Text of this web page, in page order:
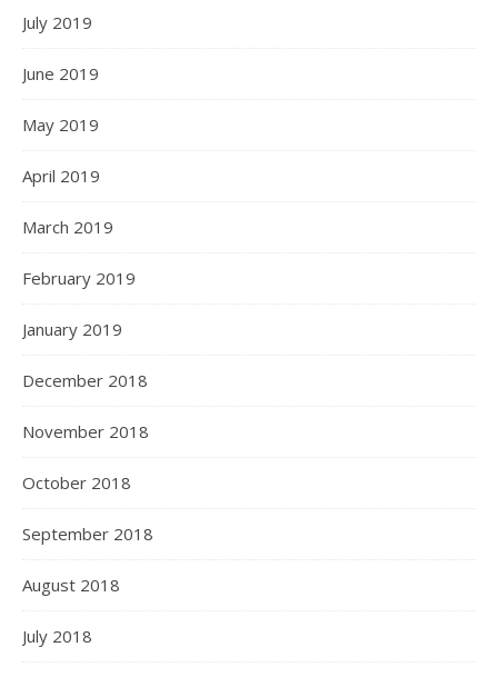
July 2019
June 2019
May 2019
April 2019
March 2019
February 2019
January 2019
December 2018
November 2018
October 2018
September 2018
August 2018
July 2018